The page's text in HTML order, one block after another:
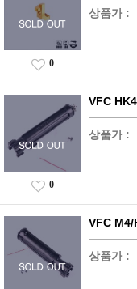
상품가 :
0
VFC
상품가 :
0
VFC M4/
상품가 :